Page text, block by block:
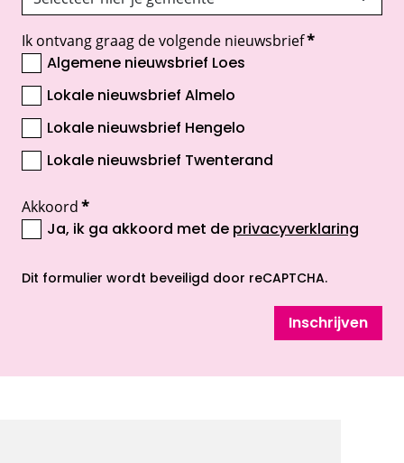
Ik ontvang graag de volgende nieuwsbrief*
Algemene nieuwsbrief Loes
Lokale nieuwsbrief Almelo
Lokale nieuwsbrief Hengelo
Lokale nieuwsbrief Twenterand
Akkoord*
Ja, ik ga akkoord met de privacyverklaring
Dit formulier wordt beveiligd door reCAPTCHA.
Inschrijven